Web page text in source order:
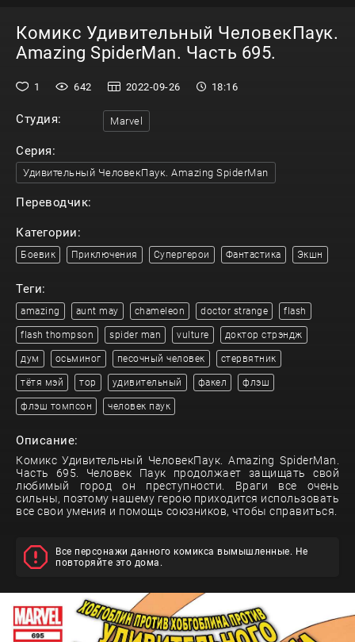
Комикс Удивительный ЧеловекПаук.
Amazing SpiderMan. Часть 695.
1 642 2022-09-26 18:16
Студия: Marvel
Серия:
Удивительный ЧеловекПаук. Amazing SpiderMan
Переводчик:
Категории:
Боевик Приключения Супергерои Фантастика Экшн
Теги:
amazing aunt may chameleon doctor strange flash
flash thompson spider man vulture доктор стрэндж
дум осьминог песочный человек стервятник
тётя мэй тор удивительный факел флэш
флэш томпсон человек паук
Описание:
Комикс Удивительный ЧеловекПаук. Amazing SpiderMan.
Часть 695. Человек Паук продолжает защищать свой
любимый город он преступности. Враги все очень
сильны, поэтому нашему герою приходится использовать
все свои умения и помощь союзников, чтобы справиться.
Все персонажи данного комикса вымышленные. Не
повторяйте это дома.